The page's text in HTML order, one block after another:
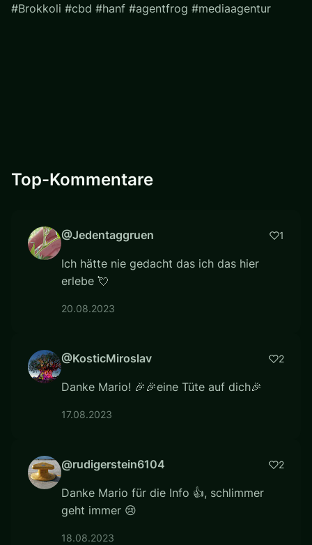
#Brokkoli #cbd #hanf #agentfrog #mediaagentur
Top-Kommentare
@Jedentaggruen 1
Ich hätte nie gedacht das ich das hier
erlebe 💘
20.08.2023
@KosticMiroslav 2
Danke Mario! 🎉🎉eine Tüte auf dich🎉
17.08.2023
@rudigerstein6104 2
Danke Mario für die Info 👍, schlimmer
geht immer 😢
18.08.2023